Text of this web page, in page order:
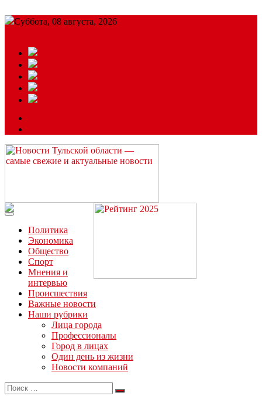
Суббота, 08 августа, 2026
Читайте последние новости дня в Тульской области на сайте
“ЗаНовомосковск”
Политика
Экономика
Общество
Спорт
Мнения и
интервью
Происшествия
Важные новости
Наши рубрики
Лица города
Профессионалы
Город в лицах
Один день из жизни
Новости компаний